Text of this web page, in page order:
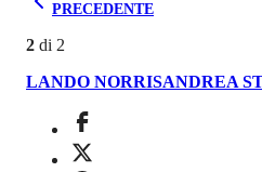
PRECEDENTE
2 di 2
LANDO NORRISANDREA